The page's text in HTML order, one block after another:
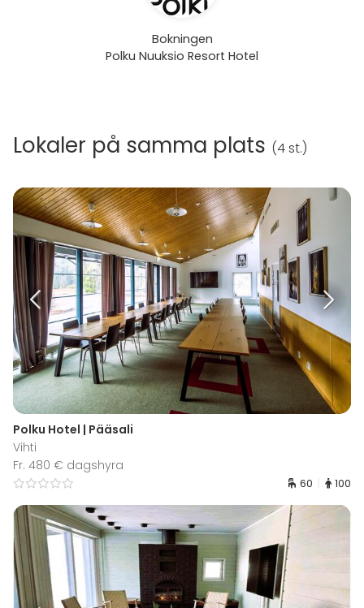
Bokningen
Polku Nuuksio Resort Hotel
Lokaler på samma plats (4 st.)
Polku Hotel | Pääsali
Vihti
Fr. 480 € dagshyra
60 100